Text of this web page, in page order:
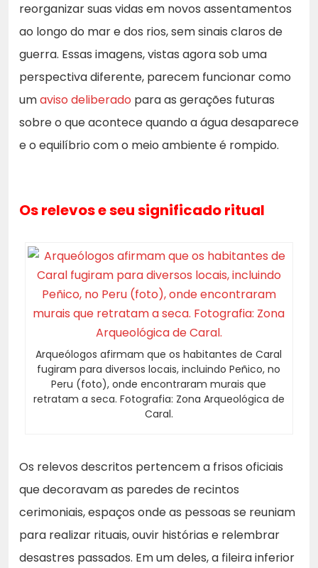
reorganizar suas vidas em novos assentamentos
ao longo do mar e dos rios, sem sinais claros de
guerra. Essas imagens, vistas agora sob uma
perspectiva diferente, parecem funcionar como
umaviso deliberado para as gerações futuras
sobre o que acontece quando a água desaparece
e o equilíbrio com o meio ambiente é rompido.
Os relevos e seu significado ritual
Arqueólogos afirmam que os habitantes de Caral
fugiram para diversos locais, incluindo Peñico, no
Peru (foto), onde encontraram murais que
retratam a seca. Fotografia: Zona Arqueológica de
Caral.
Os relevos descritos pertencem a frisos oficiais
que decoravam as paredes de recintos
cerimoniais, espaços onde as pessoas se reuniam
para realizar rituais, ouvir histórias e relembrar
desastres passados. Em um deles, a fileira inferior